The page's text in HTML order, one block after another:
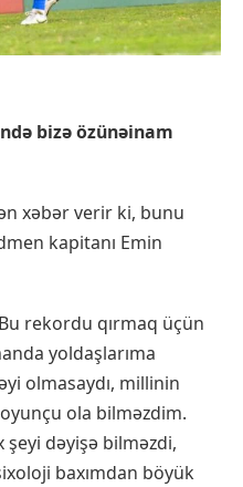
bizə özünəinam
xəbər verir ki, bunu
kapitanı Emin
rekordu qırmaq üçün
yoldaşlarıma
olmasaydı, millinin
ola bilməzdim.
dəyişə bilməzdi,
baxımdan böyük